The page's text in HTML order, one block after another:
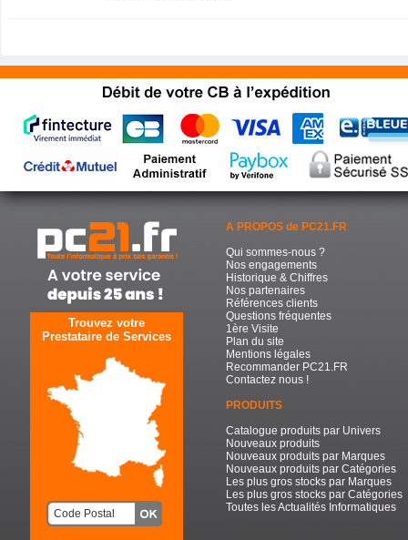
Trouvez votre
Prestataire de Services
A PROPOS de PC21.FR
Qui sommes-nous ?
Nos engagements
Historique & Chiffres
Nos partenaires
Références clients
Questions fréquentes
1ère Visite
Plan du site
Mentions légales
Recommander PC21.FR
Contactez nous !
PRODUITS
Catalogue produits par Univers
Nouveaux produits
Nouveaux produits par Marques
Nouveaux produits par Catégories
Les plus gros stocks par Marques
Les plus gros stocks par Catégories
Toutes les Actualités Informatiques